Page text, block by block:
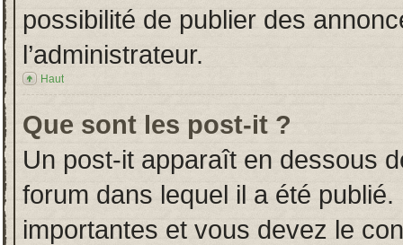
possibilité de publier des
l’administrateur.
Haut
Que sont les post-it ?
Un post-it apparaît en dessous
forum dans lequel il a été
importantes et vous devez le